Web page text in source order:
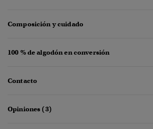
Composición y cuidado
100 % de algodón en conversión
Contacto
Opiniones (3)